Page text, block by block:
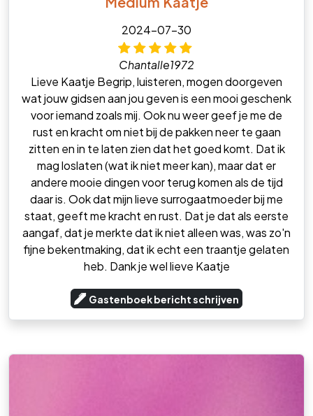
2024-07-30
Chantalle1972
Lieve Kaatje Begrip, luisteren, mogen doorgeven
wat jouw gidsen aan jou geven is een mooi geschenk
voor iemand zoals mij. Ook nu weer geef je me de
rust en kracht om niet bij de pakken neer te gaan
zitten en in te laten zien dat het goed komt. Dat ik
mag loslaten (wat ik niet meer kan), maar dat er
andere mooie dingen voor terug komen als de tijd
daar is. Ook dat mijn lieve surrogaatmoeder bij me
staat, geeft me kracht en rust. Dat je dat als eerste
aangaf, dat je merkte dat ik niet alleen was, was zo'n
fijne bekentmaking, dat ik echt een traantje gelaten
heb. Dank je wel lieve Kaatje
Gastenboek bericht schrijven